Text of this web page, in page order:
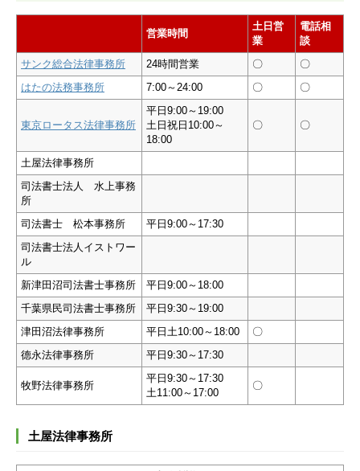
営業時間
土日営
業
電話相
談
サンク総合法律事務所
24時間営業 〇
〇
はたの法務事務所
7:00～24:00 〇 〇
東京ロータス法律事務所
平日9:00～19:00
土日祝日10:00～
18:00
〇 〇
土屋法律事務所
司法書士法人 水上事務
所
司法書士 松本事務所
平日9:00～17:30
司法書士法人イストワー
ル
新津田沼司法書士事務所
平日9:00～18:00
千葉県民司法書士事務所
平日9:30～19:00
津田沼法律事務所
平日土10:00～18:00
〇
德永法律事務所
平日9:30～17:30
牧野法律事務所
平日9:30～17:30
土11:00～17:00
〇
土屋法律事務所